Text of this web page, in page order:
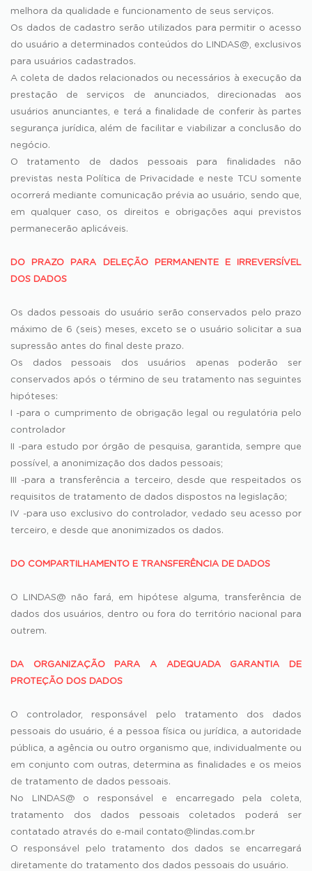
melhora da qualidade e funcionamento de seus serviços.
Os dados de cadastro serão utilizados para permitir o acesso
do usuário a determinados conteúdos do LINDAS@, exclusivos
para usuários cadastrados.
A coleta de dados relacionados ou necessários à execução da
prestação de serviços de anunciados, direcionadas aos
usuários anunciantes, e terá a finalidade de conferir às partes
segurança jurídica, além de facilitar e viabilizar a conclusão do
negócio.
O tratamento de dados pessoais para finalidades não
previstas nesta Política de Privacidade e neste TCU somente
ocorrerá mediante comunicação prévia ao usuário, sendo que,
em qualquer caso, os direitos e obrigações aqui previstos
permanecerão aplicáveis.
DO PRAZO PARA DELEÇÃO PERMANENTE E IRREVERSÍVEL
DOS DADOS
Os dados pessoais do usuário serão conservados pelo prazo
máximo de 6 (seis) meses, exceto se o usuário solicitar a sua
supressão antes do final deste prazo.
Os dados pessoais dos usuários apenas poderão ser
conservados após o término de seu tratamento nas seguintes
hipóteses:
I -para o cumprimento de obrigação legal ou regulatória pelo
controlador
II -para estudo por órgão de pesquisa, garantida, sempre que
possível, a anonimização dos dados pessoais;
III -para a transferência a terceiro, desde que respeitados os
requisitos de tratamento de dados dispostos na legislação;
IV -para uso exclusivo do controlador, vedado seu acesso por
terceiro, e desde que anonimizados os dados.
DO COMPARTILHAMENTO E TRANSFERÊNCIA DE DADOS
O LINDAS@ não fará, em hipótese alguma, transferência de
dados dos usuários, dentro ou fora do território nacional para
outrem.
DA ORGANIZAÇÃO PARA A ADEQUADA GARANTIA DE
PROTEÇÃO DOS DADOS
O controlador, responsável pelo tratamento dos dados
pessoais do usuário, é a pessoa física ou jurídica, a autoridade
pública, a agência ou outro organismo que, individualmente ou
em conjunto com outras, determina as finalidades e os meios
de tratamento de dados pessoais.
No LINDAS@ o responsável e encarregado pela coleta,
tratamento dos dados pessoais coletados poderá ser
contatado através do e-mail contato@lindas.com.br
O responsável pelo tratamento dos dados se encarregará
diretamente do tratamento dos dados pessoais do usuário.